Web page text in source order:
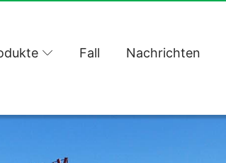
Fall Nachrichten